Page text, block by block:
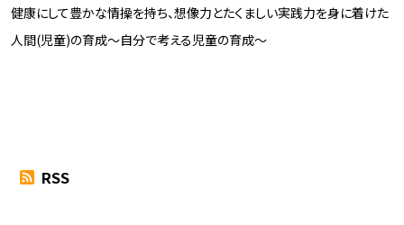
健康にして豊かな情操を持ち、想像力とたくましい実践力を身に着けた
人間(児童)の育成～自分で考える児童の育成～
RSS